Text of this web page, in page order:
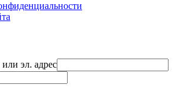
эл. адрес